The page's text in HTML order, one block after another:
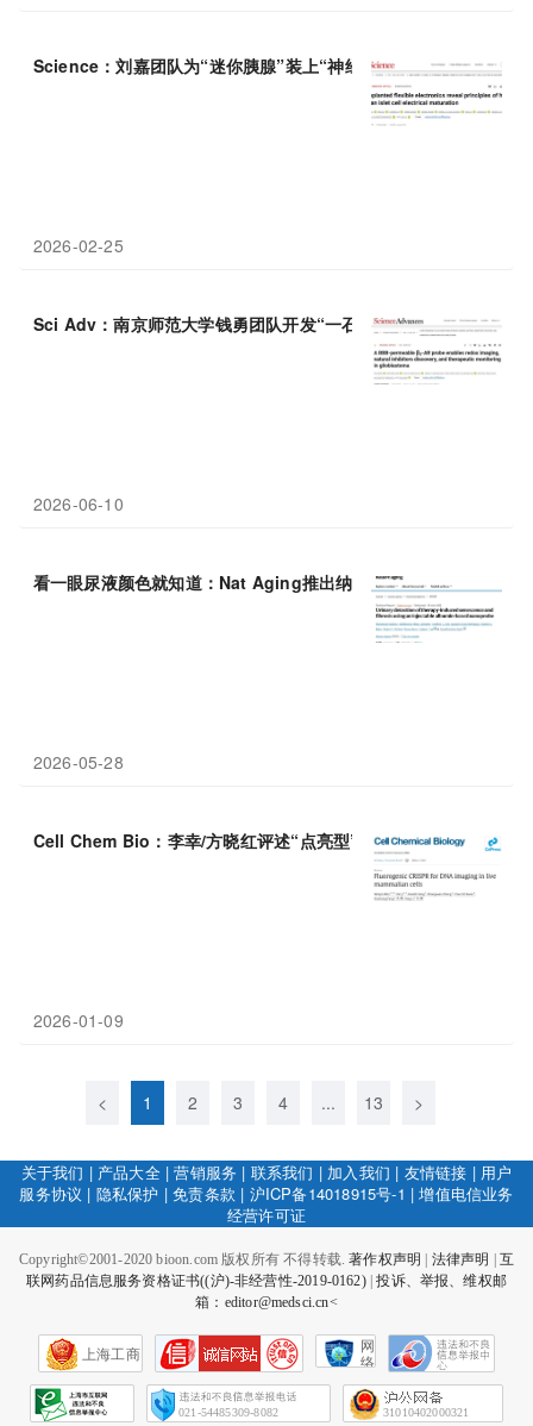
Science：刘嘉团队为“迷你胰腺”装上“神经 探针”：植入式柔性电
2026-02-25
Sci Adv：南京师范大学钱勇团队开发“一石三鸟”探针，实现成像
2026-06-10
看一眼尿液颜色就知道：Nat Aging推出纳米 探针，无死角跟踪肺
2026-05-28
Cell Chem Bio：李幸/方晓红评述“点亮型”CRISPR探针实现活细
2026-01-09
< 1 2 3 4 ... 13 >
关于我们 | 产品大全|营销服务 | 联系我们 | 加入我们 | 友情链接 | 用户
服务协议 | 隐私保护 |免责条款 | 沪ICP备14018915号-1 |增值电信业务
经营许可证
Copyright©2001-2020 bioon.com 版权所有 不得转载.著作权声明 法律声明
互
联网药品信息服务资格证书((沪)-非经营性-2019-0162)|投诉、举报、维权邮
箱：editor@medsci.cn<
上海工商
网
络
会
征
021-54485309-8082 31010402000321